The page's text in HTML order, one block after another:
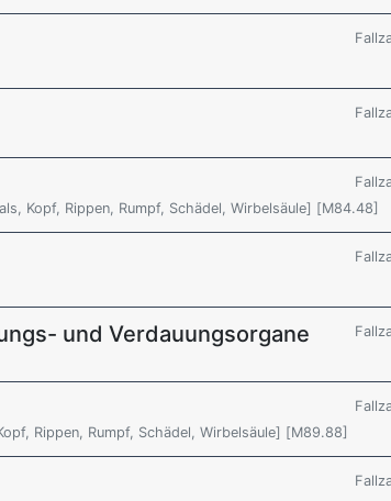
Kopf, Rippen, Rumpf, Schädel, Wirbelsäule] [M84.48]
und Verdauungsorgane
Rippen, Rumpf, Schädel, Wirbelsäule] [M89.88]